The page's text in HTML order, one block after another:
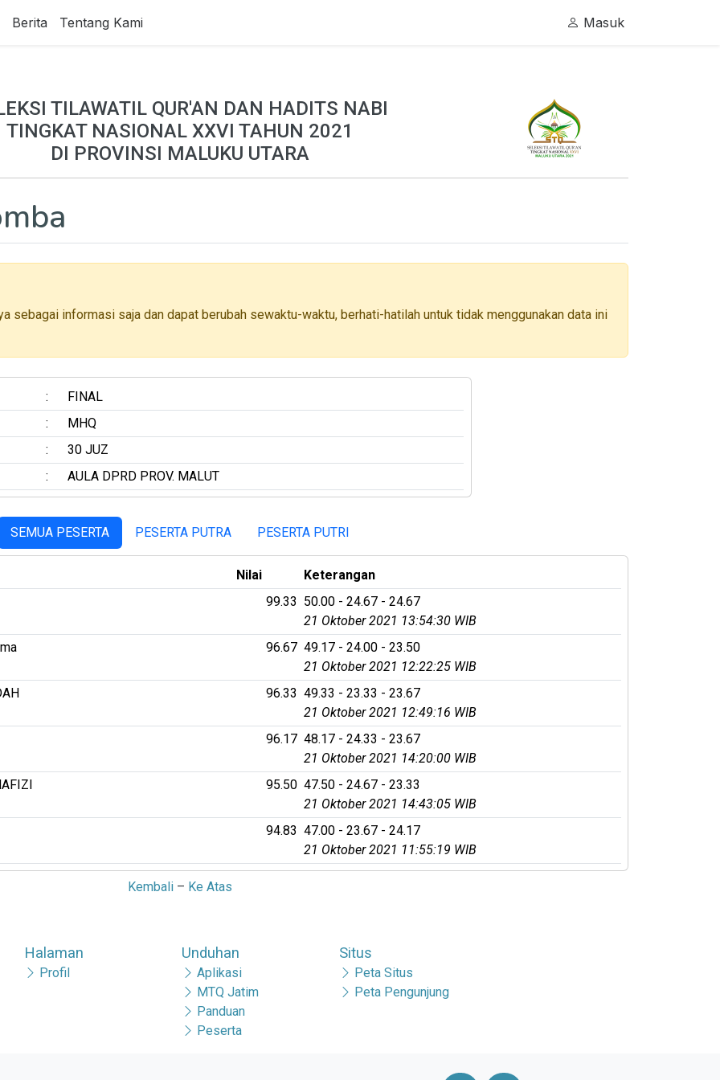
Berita Tentang Kami Masuk
TILAWATIL QUR'AN DAN HADITS NABI
TINGKAT NASIONAL XXVI TAHUN 2021
DI PROVINSI MALUKU UTARA
sebagai informasi saja dan dapat berubah sewaktu-waktu, berhati-hatilah untuk tidak menggunakan data ini
:
FINAL
:
MHQ
:
30 JUZ
:
AULA DPRD PROV. MALUT
SEMUA PESERTA PESERTA PUTRA PESERTA PUTRI
Nilai
Keterangan
99.33 50.00 - 24.67 - 24.67
21 Oktober 2021 13:54:30 WIB
96.67 49.17 - 24.00 - 23.50
21 Oktober 2021 12:22:25 WIB
96.33 49.33 - 23.33 - 23.67
21 Oktober 2021 12:49:16 WIB
96.17 48.17 - 24.33 - 23.67
21 Oktober 2021 14:20:00 WIB
95.50 47.50 - 24.67 - 23.33
21 Oktober 2021 14:43:05 WIB
94.83 47.00 - 23.67 - 24.17
21 Oktober 2021 11:55:19 WIB
Kembali – Ke Atas
Halaman
Profil
Unduhan
Aplikasi
MTQ Jatim
Panduan
Peserta
Situs
Peta Situs
Peta Pengunjung